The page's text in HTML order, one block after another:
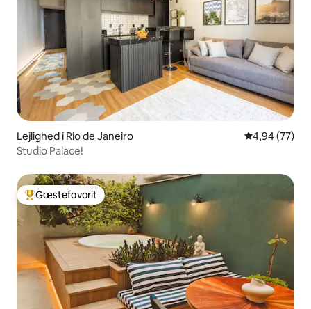
Lejlighed i Rio de Janeiro 4,94 ud af 5 i
4,94 (77)
Studio Palace!
Bedste gæstefavorit
Gæstefavorit